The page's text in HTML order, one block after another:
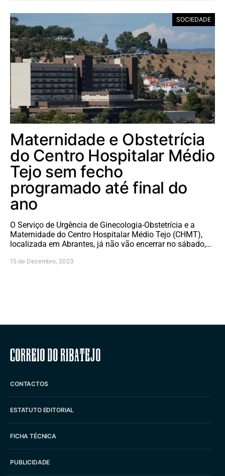
SOCIEDADE
Maternidade e Obstetrícia
do Centro Hospitalar Médio
Tejo sem fecho
programado até final do
ano
O Serviço de Urgência de Ginecologia-Obstetrícia e a
Maternidade do Centro Hospitalar Médio Tejo (CHMT),
localizada em Abrantes, já não vão encerrar no sábado,…
15 de Dezembro, 2023
Correio do Ribatejo
CONTACTOS
ESTATUTO EDITORIAL
FICHA TÉCNICA
PUBLICIDADE